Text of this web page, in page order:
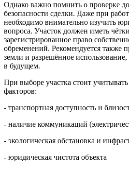
Однако важно помнить о проверке
безопасности сделки. Даже при
необходимо внимательно изучить
вопроса. Участок должен иметь
зарегистрированное право
обременений. Рекомендуется также
земли и разрешённое
в будущем.
При выборе участка стоит
факторов:
- транспортная доступность и
- наличие коммуникаций
- экологическая обстановка и
- юридическая чистота объекта